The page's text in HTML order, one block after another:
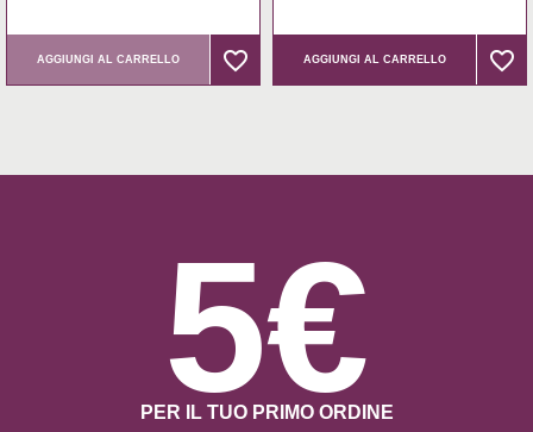
AGGIUNGI AL CARRELLO favorite_border
favorite_border AGGIUNGI AL CARRELLO favorite_border
favorite_border
5€
PER IL TUO PRIMO ORDINE